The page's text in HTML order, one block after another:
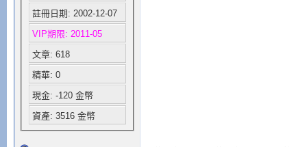
註冊日期: 2002-12-07
VIP期限: 2011-05
文章: 618
精華: 0
現金: -120 金幣
資產: 3516 金幣